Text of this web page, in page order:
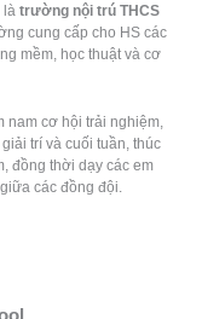
là trường nội trú THCS
cung cấp cho HS các
mềm, học thuật và cơ
nam cơ hội trải nghiệm,
trí và cuối tuần, thúc
đồng thời dạy các em
các đồng đội.